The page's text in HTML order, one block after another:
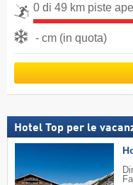
0 di 49 km piste
- cm (in quota)
Hotel Top per le